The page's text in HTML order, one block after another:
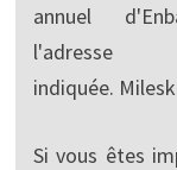
annuel
l'adresse
indiquée.
Si vous êtes